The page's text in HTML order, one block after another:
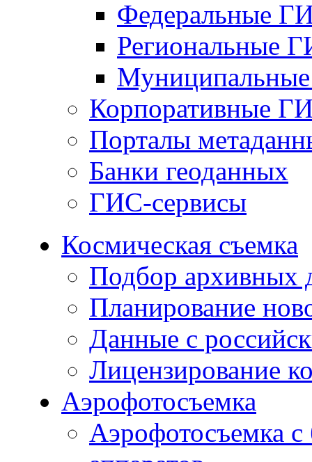
Федеральные
Региональные
Корпоративные
Порталы
Банки геоданных
ГИС-сервисы
Космическая съемка
Подбор архивных
Планирование
Данные с
Лицензирование
Аэрофотосъемка
Аэрофотосъемка с